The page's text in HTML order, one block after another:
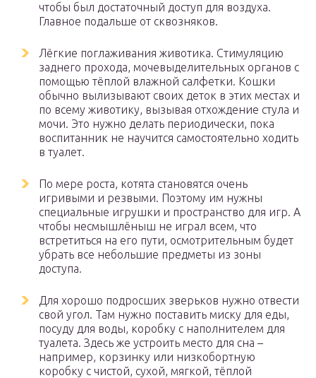
чтобы был достаточный доступ для воздуха.
Главное подальше от сквозняков.
Лёгкие поглаживания животика. Стимуляцию
заднего прохода, мочевыделительных органов с
помощью тёплой влажной салфетки. Кошки
обычно вылизывают своих деток в этих местах и
по всему животику, вызывая отхождение стула и
мочи. Это нужно делать периодически, пока
воспитанник не научится самостоятельно ходить
в туалет.
По мере роста, котята становятся очень
игривыми и резвыми. Поэтому им нужны
специальные игрушки и пространство для игр. А
чтобы несмышлёныш не играл всем, что
встретиться на его пути, осмотрительным будет
убрать все небольшие предметы из зоны
доступа.
Для хорошо подросших зверьков нужно отвести
свой угол. Там нужно поставить миску для еды,
посуду для воды, коробку с наполнителем для
туалета. Здесь же устроить место для сна –
например, корзинку или низкобортную
коробку с чистой, сухой, мягкой, тёплой